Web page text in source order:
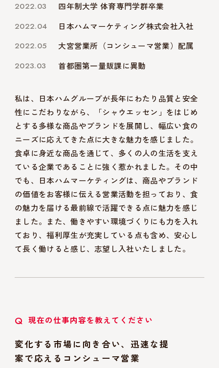
2022.03
四年制大学 体育専門学群卒業
2022.04
日本ハムマーケティング株式会社入社
2022.05
大宮営業所（コンシューマ営業）配属
2023.03
首都圏第一量販課に異動
私は、日本ハムグループが長年にわたり品質と安全
性にこだわりながら、「シャウエッセン」をはじめ
とする多様な商品やブランドを展開し、幅広い食の
ニーズに応えてきた点に大きな魅力を感じました。
食卓に身近な商品を通じて、多くの人の生活を支え
ている企業であることに強く惹かれました。その中
でも、日本ハムマーケティングは、商品やブランド
の価値をお客様に伝える営業活動を担っており、食
の魅力を届ける最前線で活躍できる点に魅力を感じ
ました。また、働きやすい環境づくりにも力を入れ
ており、福利厚生が充実している点も含め、安心し
て長く働けると感じ、志望し入社いたしました。
Q 現在の仕事内容を教えてください
変化する市場に向き合い、迅速な提
案で応えるコンシューマ営業